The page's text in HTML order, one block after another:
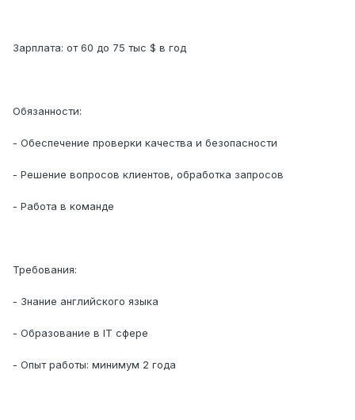
Зарплата: от 60 до 75 тыс $ в год
Обязанности:
- Обеспечение проверки качества и безопасности
- Решение вопросов клиентов, обработка запросов
- Работа в команде
Требования:
- Знание английского языка
- Образование в IT сфере
- Опыт работы: минимум 2 года